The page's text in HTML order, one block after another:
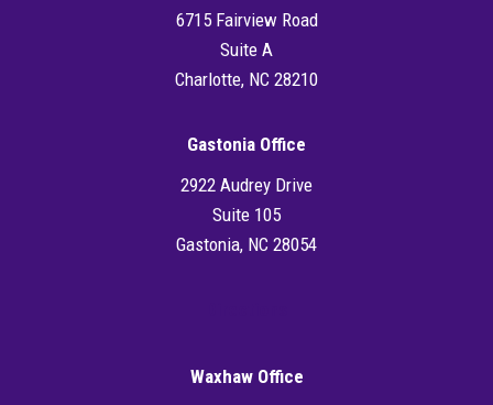
6715 Fairview Road
Suite A
Charlotte, NC 28210
Gastonia Office
2922 Audrey Drive
Suite 105
Gastonia, NC 28054
Waxhaw Office